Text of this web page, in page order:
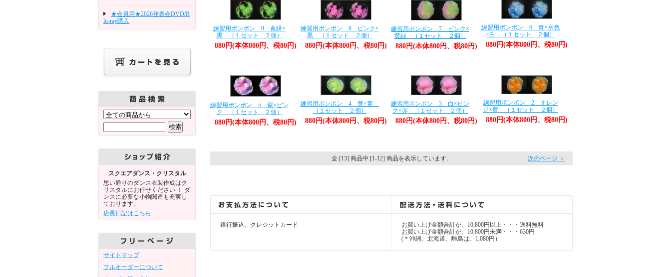
★会員用★2026発表会DVD/B
lu-ray購入
スクエアダンス・クリスタル
思い通りのダンス衣装作成はク
リスタルにお任せください ！ ダ
ンスに必要な小物関連も充実し
ております。
店長日記はこちら
サイトマップ
フルオーダーについて
練習用ポンポン 9 黄緑×
黒 （１セット ２個）
880円(本体800円、税80円)
練習用ポンポン 8 ピンク×
黒 （１セット ２個）
880円(本体800円、税80円)
練習用ポンポン 7 ピンク×
黄緑 （１セット ２個）
880円(本体800円、税80円)
練習用ポンポン 6 青×水色
×白 （１セット ２個）
880円(本体800円、税80円)
練習用ポンポン 5 紫×ピン
ク （１セット ２個）
880円(本体800円、税80円)
練習用ポンポン 4 黄×青
（１セット ２個）
880円(本体800円、税80円)
練習用ポンポン 3 白×ピン
ク×赤 （１セット ２個）
880円(本体800円、税80円)
練習用ポンポン 2 オレン
ジ×黄 （１セット ２個）
880円(本体800円、税80円)
全 [13] 商品中 [1-12] 商品を表示しています。 次のページ ＞
銀行振込、クレジットカード
お買い上げ金額合計が、10,800円以上・・・送料無料
お買い上げ金額合計が、10,800円未満・・・630円
(＊沖縄、北海道、離島は、1,080円）